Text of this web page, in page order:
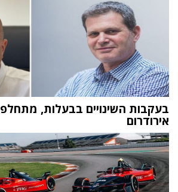
בעקבות השינויים בבעלות,
אירודרום